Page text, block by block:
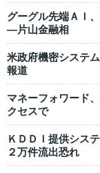
グーグル先端ＡＩ
―片山金融相
米政府機密システ
報道
マネーフォワード
クセスで
ＫＤＤＩ提供シス
２万件流出恐れ